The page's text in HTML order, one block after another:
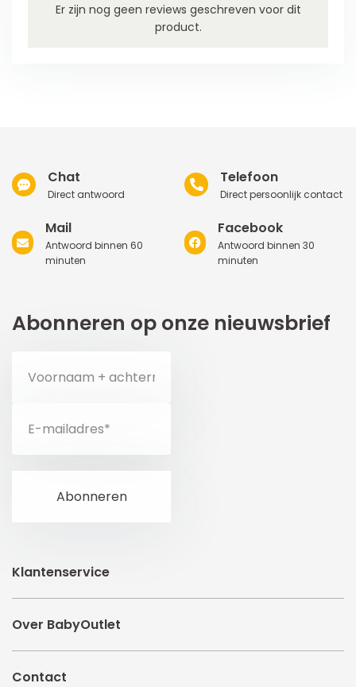
Er zijn nog geen reviews geschreven voor dit
product.
Chat
Direct antwoord
Telefoon
Direct persoonlijk contact
Mail
Antwoord binnen 60
minuten
Facebook
Antwoord binnen 30
minuten
Abonneren op onze nieuwsbrief
Klantenservice
Over BabyOutlet
Contact